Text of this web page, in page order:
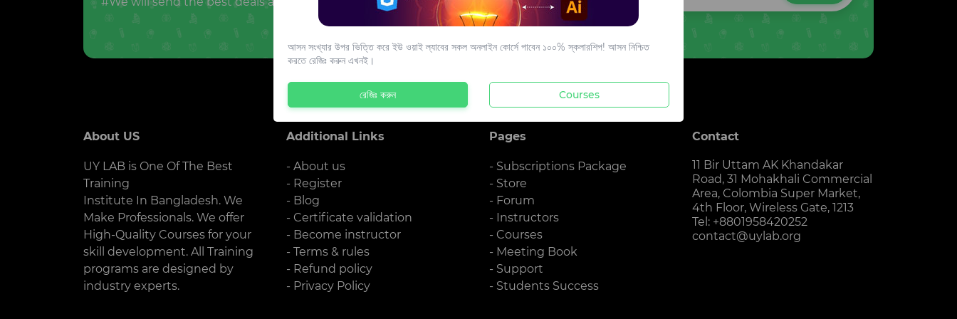
About US
UY LAB is One Of The Best
Training
Institute In Bangladesh. We
Make Professionals. We offer
High-Quality Courses for your
skill development. All Training
programs are designed by
industry experts.
Additional Links
- About us
- Register
- Blog
- Certificate validation
- Become instructor
- Terms & rules
- Refund policy
- Privacy Policy
Pages
- Subscriptions Package
- Store
- Forum
- Instructors
- Courses
- Meeting Book
- Support
- Students Success
Contact
11 Bir Uttam AK Khandakar
Road, 31 Mohakhali Commercial
Area, Colombia Super Market,
4th Floor, Wireless Gate, 1213
Tel: +8801958420252
contact@uylab.org
আসন সংখ্যার উপর ভিত্তি করে ইউ ওয়াই ল্যাবের সকল অনলাইন কোর্সে পাবেন ১০০% স্কলারশিপ! আসন নিশ্চিত
করতে রেজিঃ করুন এখনই।
রেজিঃ করুন Courses